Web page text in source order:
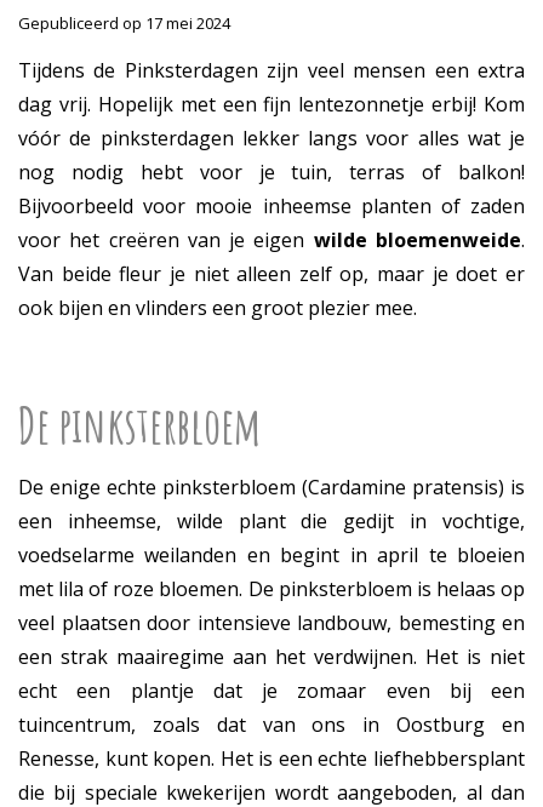
Gepubliceerd op 17 mei 2024
Tijdens de Pinksterdagen zijn veel mensen een extra
dag vrij. Hopelijk met een fijn lentezonnetje erbij! Kom
vóór de pinksterdagen lekker langs voor alles wat je
nog nodig hebt voor je tuin, terras of balkon!
Bijvoorbeeld voor mooie inheemse planten of zaden
voor het creëren van je eigen wilde bloemenweide.
Van beide fleur je niet alleen zelf op, maar je doet er
ook bijen en vlinders een groot plezier mee.
De pinksterbloem
De enige echte pinksterbloem (Cardamine pratensis) is
een inheemse, wilde plant die gedijt in vochtige,
voedselarme weilanden en begint in april te bloeien
met lila of roze bloemen. De pinksterbloem is helaas op
veel plaatsen door intensieve landbouw, bemesting en
een strak maairegime aan het verdwijnen. Het is niet
echt een plantje dat je zomaar even bij een
tuincentrum, zoals dat van ons in Oostburg en
Renesse, kunt kopen. Het is een echte liefhebbersplant
die bij speciale kwekerijen wordt aangeboden, al dan